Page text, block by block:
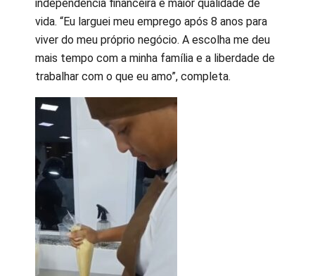
independência financeira e maior qualidade de
vida. “Eu larguei meu emprego após 8 anos para
viver do meu próprio negócio. A escolha me deu
mais tempo com a minha família e a liberdade de
trabalhar com o que eu amo”, completa.